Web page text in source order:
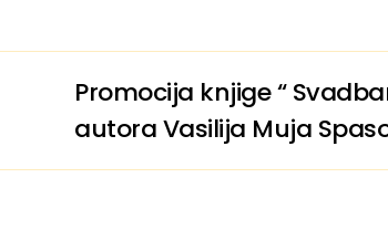
Promocija knjige “
autora Vasilija Muja